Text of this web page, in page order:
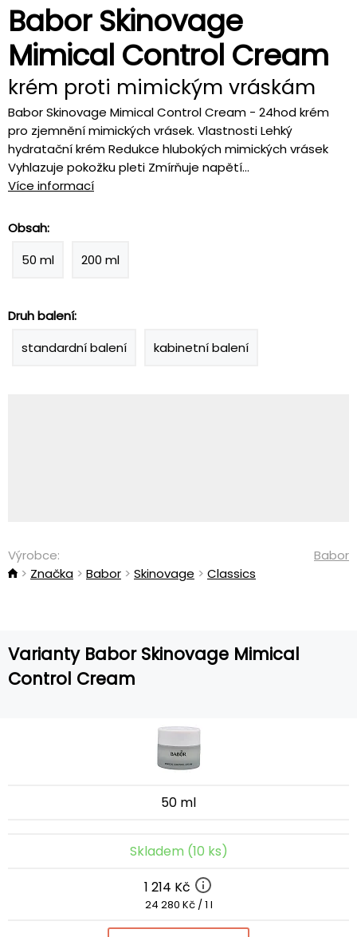
Babor Skinovage
Mimical Control Cream
krém proti mimickým vráskám
Babor Skinovage Mimical Control Cream - 24hod krém
pro zjemnění mimických vrásek. Vlastnosti Lehký
hydratační krém Redukce hlubokých mimických vrásek
Vyhlazuje pokožku pleti Zmírňuje napětí...
Více informací
Obsah:
50 ml
200 ml
Druh balení:
standardní balení
kabinetní balení
Výrobce:
Babor
Značka
Babor Skinovage Classics
Varianty Babor Skinovage Mimical
Control Cream
50 ml
Skladem (10 ks)
1 214 Kč
24 280 Kč / 1 l